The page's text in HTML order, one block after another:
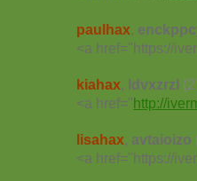
paulhax,
<a href="https://
kiahax, ldvxzrzl
<a href="http://
lisahax, avtaioizo
<a href="https://